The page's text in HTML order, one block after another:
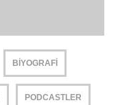
BIYOGRAFI
PODCASTLER